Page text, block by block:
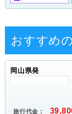
おすすめ
岡山県発
旅行代金：